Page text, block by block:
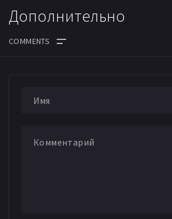
здоровье своей супруги, унижая
ножевыми ранениями, и в его
Дополнительно